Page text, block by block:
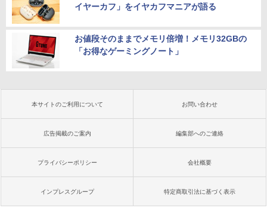
イヤーカフ」をイヤカフマニアが語る
お値段そのままでメモリ倍増！メモリ32GBの
「お得なゲーミングノート」
本サイトのご利用について お問い合わせ
広告掲載のご案内 編集部へのご連絡
プライバシーポリシー 会社概要
インプレスグループ 特定商取引法に基づく表示